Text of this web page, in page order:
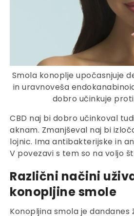
Smola konoplje upočasnjuje
in uravnoveša
dobro učinkuje
CBD naj bi dobro učinkoval
aknam. Zmanjševal naj bi
lojnic. Ima antibakterijske in
V povezavi s tem so na voljo
Različni načini
konopljine smole
Konopljina smola je dandanes